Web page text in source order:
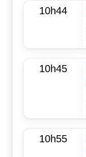
10h44
10h45
10h55